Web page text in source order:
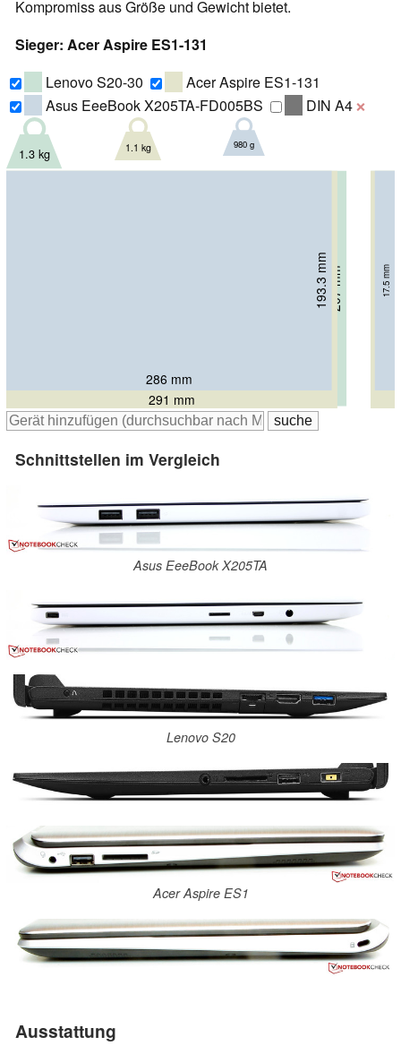
Kompromiss aus Größe und Gewicht bietet.
Sieger: Acer Aspire ES1-131
Lenovo S20-30
Acer Aspire ES1-131
Asus EeeBook X205TA-FD005BS
DIN A4 ❌
299 mm
207 mm 20.9 mm
1.3 kg
291 mm
211 mm 21.2 mm
1.1 kg
286 mm
193.3 mm 17.5 mm
980 g
Schnittstellen im Vergleich
Asus EeeBook X205TA
Lenovo S20
Acer Aspire ES1
Ausstattung